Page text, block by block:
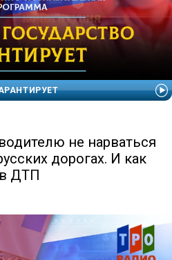
не нарваться
дорогах. И как
ДТП